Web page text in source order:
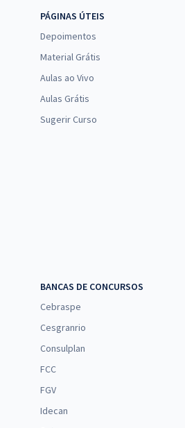
PÁGINAS ÚTEIS
Depoimentos
Material Grátis
Aulas ao Vivo
Aulas Grátis
Sugerir Curso
BANCAS DE CONCURSOS
Cebraspe
Cesgranrio
Consulplan
FCC
FGV
Idecan